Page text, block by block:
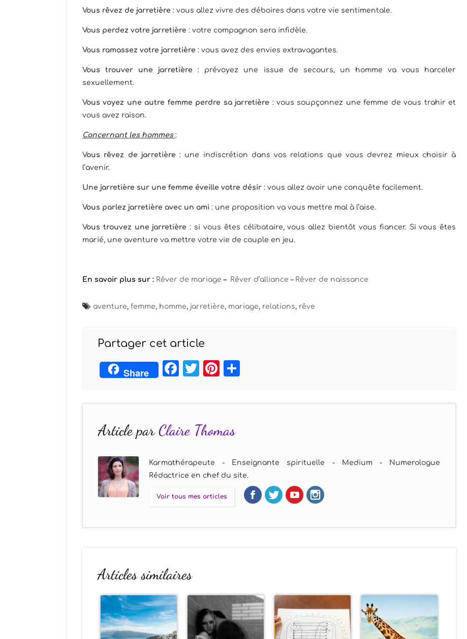
Vous rêvez de jarretière : vous allez vivre des déboires dans votre vie sentimentale.
Vous perdez votre jarretière : votre compagnon sera infidèle.
Vous ramassez votre jarretière : vous avez des envies extravagantes.
Vous trouver une jarretière : prévoyez une issue de secours, un homme va vous harceler
sexuellement.
Vous voyez une autre femme perdre sa jarretière : vous soupçonnez une femme de vous trahir et
vous avez raison.
Concernant les hommes :
Vous rêvez de jarretière : une indiscrétion dans vos relations que vous devrez mieux choisir à
l’avenir.
Une jarretière sur une femme éveille votre désir : vous allez avoir une conquête facilement.
Vous parlez jarretière avec un ami : une proposition va vous mettre mal à l’aise.
Vous trouvez une jarretière : si vous êtes célibataire, vous allez bientôt vous fiancer. Si vous êtes
marié, une aventure va mettre votre vie de couple en jeu.
En savoir plus sur : Rêver de mariage – Rêver d’alliance – Rêver de naissance
aventure, femme, homme, jarretière, mariage, relations, rêve
Partager cet article
Share Facebook
TwitterPinterest
Article parClaire Thomas
Karmathérapeute - Enseignante spirituelle - Medium - Numerologue
Rédactrice en chef du site.
Voir tous mes articles
Articles similaires